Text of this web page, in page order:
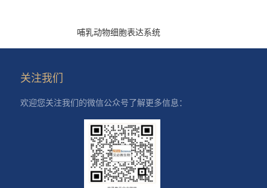
哺乳动物细胞表达系统
关注我们
欢迎您关注我们的微信公众号了解更多信息：